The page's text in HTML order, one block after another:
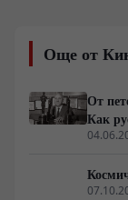
Германия,
Сингапур,
Още от
От
Как